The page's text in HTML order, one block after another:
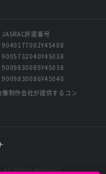
JASRAC許諾番号
9040177002Y45408
9005732040Y45038
9009830085Y45038
9009830086Y45040
制作会社が提供するコン
Rights Reserved.